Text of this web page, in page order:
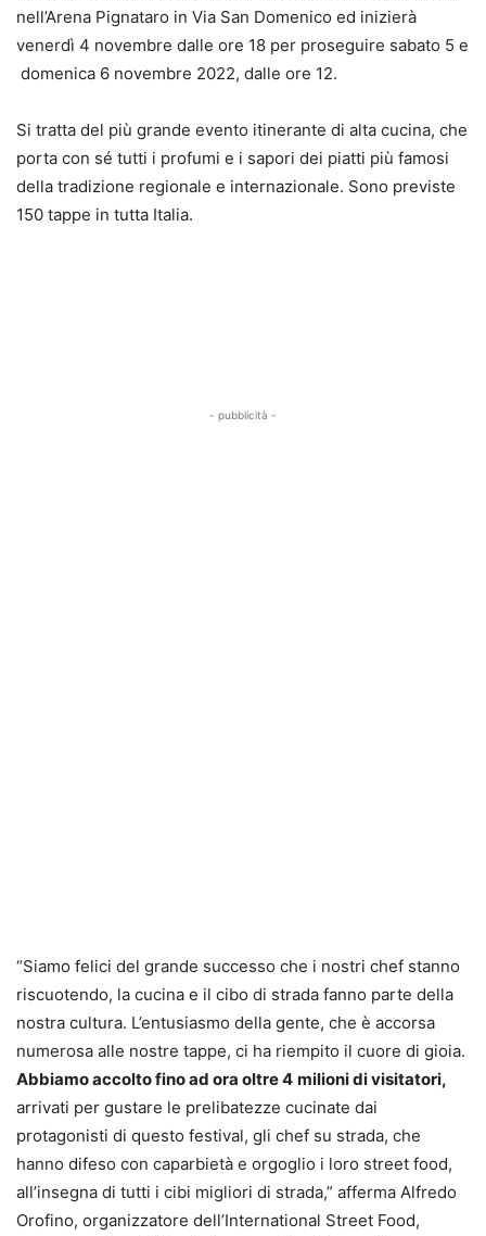
nell’Arena Pignataro in Via San Domenico ed inizierà
venerdì 4 novembre dalle ore 18 per proseguire sabato 5 e
domenica 6 novembre 2022, dalle ore 12.
Si tratta del più grande evento itinerante di alta cucina, che
porta con sé tutti i profumi e i sapori dei piatti più famosi
della tradizione regionale e internazionale. Sono previste
150 tappe in tutta Italia.
- pubblicità -
“Siamo felici del grande successo che i nostri chef stanno
riscuotendo, la cucina e il cibo di strada fanno parte della
nostra cultura. L’entusiasmo della gente, che è accorsa
numerosa alle nostre tappe, ci ha riempito il cuore di gioia.
Abbiamo accolto fino ad ora oltre 4 milioni di visitatori,
arrivati per gustare le prelibatezze cucinate dai
protagonisti di questo festival, gli chef su strada, che
hanno difeso con caparbietà e orgoglio i loro street food,
all’insegna di tutti i cibi migliori di strada,” afferma Alfredo
Orofino, organizzatore dell’International Street Food,